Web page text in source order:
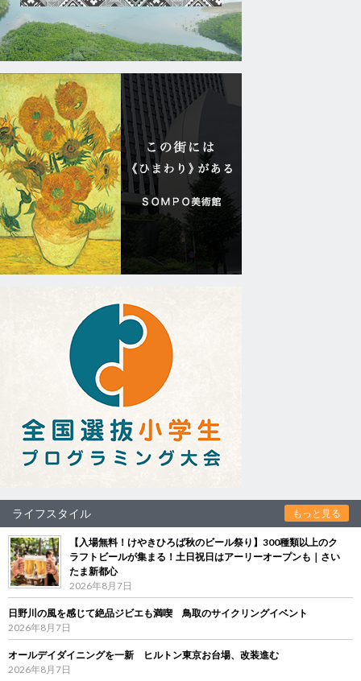
ライフスタイル もっと見る
【入場無料！けやきひろば秋のビール祭り】300種類以上のク
ラフトビールが集まる！土日祝日はアーリーオープンも｜さい
たま新都心
2026年8月7日
日野川の風を感じて絶品ジビエも満喫 鳥取のサイクリングイベント
2026年8月7日
オールデイダイニングを一新 ヒルトン東京お台場、改装進む
2026年8月7日